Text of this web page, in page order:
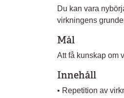
Du kan vara
virkningens
Mål
Att få kunskap om
Innehåll
• Repetition av